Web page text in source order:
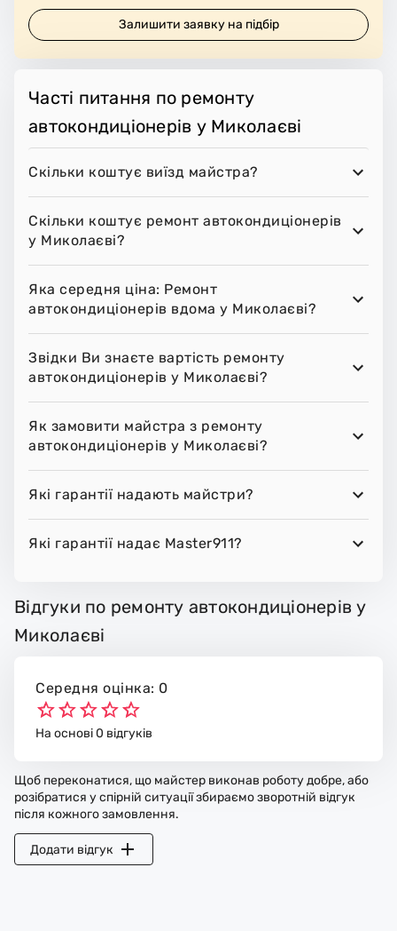
Залишити заявку на підбір
Часті питання по ремонту
автокондиціонерів у Миколаєві
Скільки коштує виїзд майстра?
Скільки коштує ремонт автокондиціонерів
у Миколаєві?
Яка середня ціна: Ремонт
автокондиціонерів вдома у Миколаєві?
Звідки Ви знаєте вартість ремонту
автокондиціонерів у Миколаєві?
Як замовити майстра з ремонту
автокондиціонерів у Миколаєві?
Які гарантії надають майстри?
Які гарантії надає Master911?
Відгуки по ремонту автокондиціонерів у
Миколаєві
Середня оцінка: 0
На основі 0 відгуків
Щоб переконатися, що майстер виконав роботу добре, або
розібратися у спірній ситуації збираємо зворотній відгук
після кожного замовлення.
Додати відгук